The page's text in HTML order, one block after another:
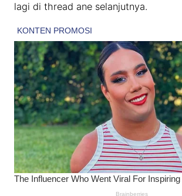
lagi di thread ane selanjutnya.